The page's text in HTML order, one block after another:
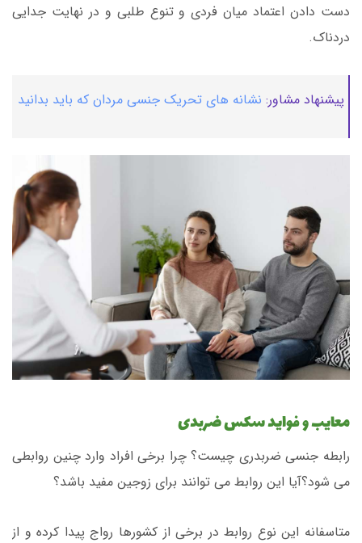
دست دادن اعتماد میان فردی و تنوع طلبی و در نهایت جدایی
دردناک.
پیشنهاد مشاور: نشانه های تحریک جنسی مردان که باید بدانید
معایب و فواید سکس ضربدی
رابطه جنسی ضربدری چیست؟ چرا برخی افراد وارد چنین روابطی
می شود؟آیا این روابط می توانند برای زوجین مفید باشد؟
متاسفانه این نوع روابط در برخی از کشورها رواج پیدا کرده و از